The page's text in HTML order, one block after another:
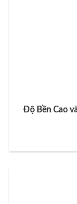
Độ Bền Cao